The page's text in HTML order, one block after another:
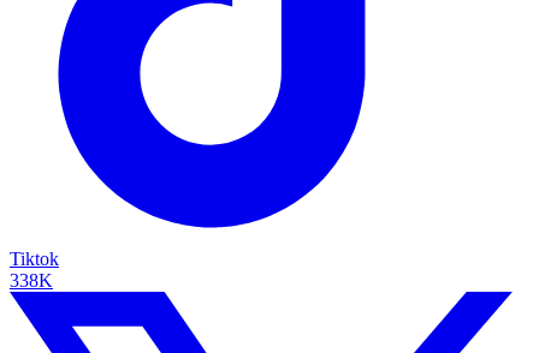
Tiktok
338K